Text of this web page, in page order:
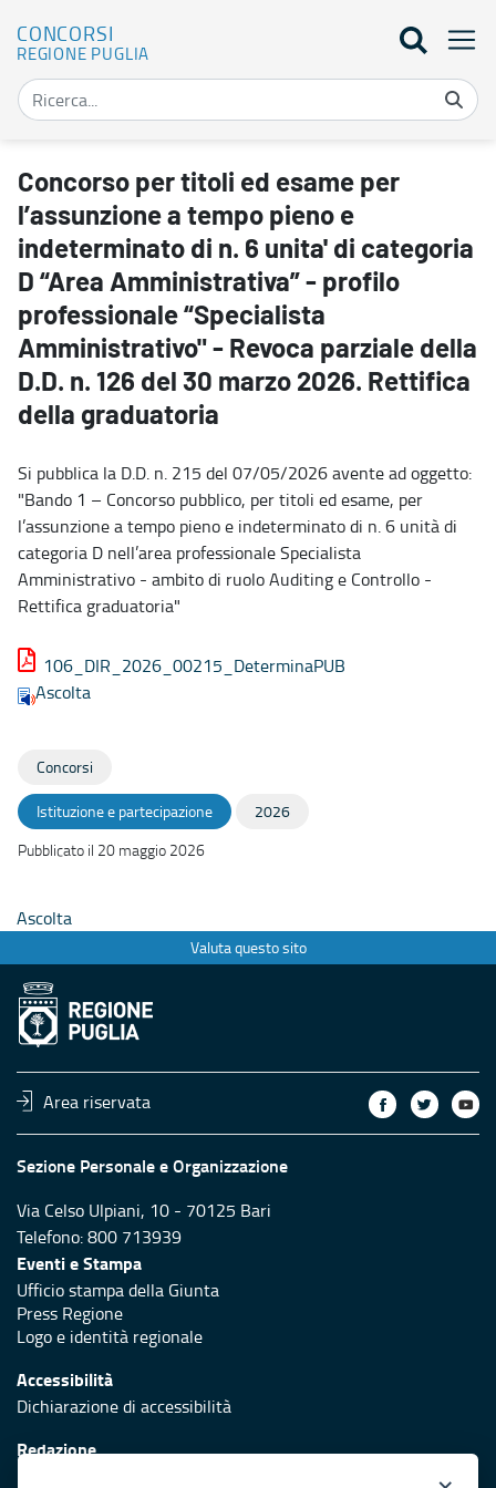
CONCORSI
REGIONE PUGLIA
Concorso per titoli ed esame per l’assunzione a tempo pieno e
Concorso per titoli ed esame per
l’assunzione a tempo pieno e
indeterminato di n. 6 unita' di categoria
D “Area Amministrativa” - profilo
professionale “Specialista
Amministrativo" - Revoca parziale della
D.D. n. 126 del 30 marzo 2026. Rettifica
della graduatoria
Si pubblica la D.D. n. 215 del 07/05/2026 avente ad oggetto:
"Bando 1 – Concorso pubblico, per titoli ed esame, per
l’assunzione a tempo pieno e indeterminato di n. 6 unità di
categoria D nell’area professionale Specialista
Amministrativo - ambito di ruolo Auditing e Controllo -
Rettifica graduatoria"
106_DIR_2026_00215_DeterminaPUB
Ascolta
Concorsi
Istituzione e partecipazione
2026
Pubblicato il 20 maggio 2026
Ascolta
Valuta questo sito
Area riservata
Sezione Personale e Organizzazione
Via Celso Ulpiani, 10 - 70125 Bari
Telefono: 800 713939
Eventi e Stampa
Ufficio stampa della Giunta
Press Regione
Logo e identità regionale
Accessibilità
Dichiarazione di accessibilità
Redazione